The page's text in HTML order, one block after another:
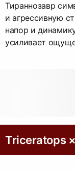
Тираннозавр
и агрессивную
напор и
усиливает
Triceratops